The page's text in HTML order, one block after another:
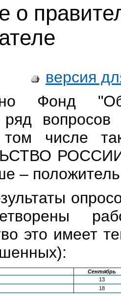
о
версия
Фонд
ряд
том числе
–
это имеет
Сентябрь
13
18